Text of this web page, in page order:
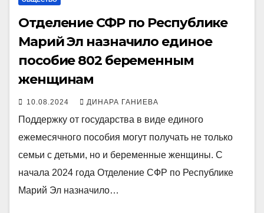
Отделение СФР по Республике
Марий Эл назначило единое
пособие 802 беременным
женщинам
10.08.2024 ДИНАРА ГАНИЕВА
Поддержку от государства в виде единого
ежемесячного пособия могут получать не только
семьи с детьми, но и беременные женщины. С
начала 2024 года Отделение СФР по Республике
Марий Эл назначило…